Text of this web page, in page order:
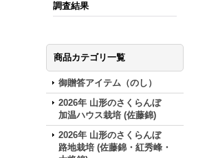
調査結果
商品カテゴリ一覧
御贈答アイテム（のし）
2026年 山形のさくらんぼ
加温ハウス栽培 (佐藤錦)
2026年 山形のさくらんぼ
路地栽培 (佐藤錦・紅秀峰・